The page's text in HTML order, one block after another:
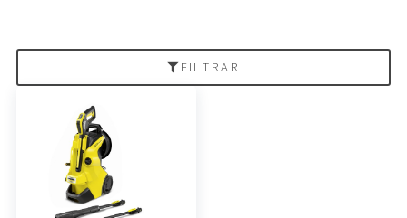
FILTRAR